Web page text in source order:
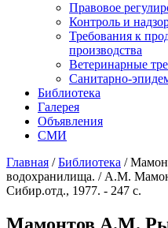
Правовое
Контроль и
Требования к
производства
Ветеринарные
Санитарно-
Библиотека
Галерея
Объявления
СМИ
Главная /Библиотека /
водохранилища. / А.М.
Сибир.отд., 1977. - 247 с.